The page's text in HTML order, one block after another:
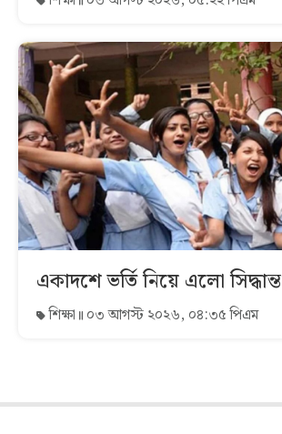
একাদশে ভর্তি নিয়ে এলো সিদ্ধান্ত
শিক্ষা ০৩ আগস্ট ২০২৬, ০৪:৩৫ পিএম